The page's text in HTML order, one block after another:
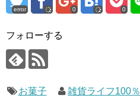
error 0 0
フォローする
お菓子 雑貨ライフ100％